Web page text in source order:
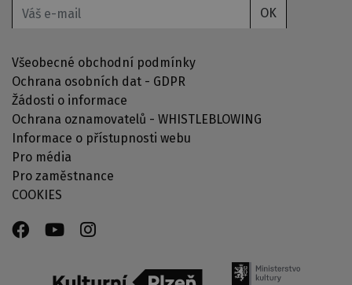
OK
Všeobecné obchodní podmínky
Ochrana osobních dat - GDPR
Žádosti o informace
Ochrana oznamovatelů - WHISTLEBLOWING
Informace o přístupnosti webu
Pro média
Pro zaměstnance
COOKIES